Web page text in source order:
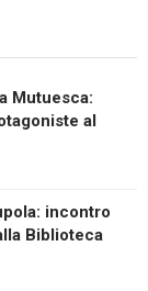
Mutuesca:
al
incontro
Biblioteca